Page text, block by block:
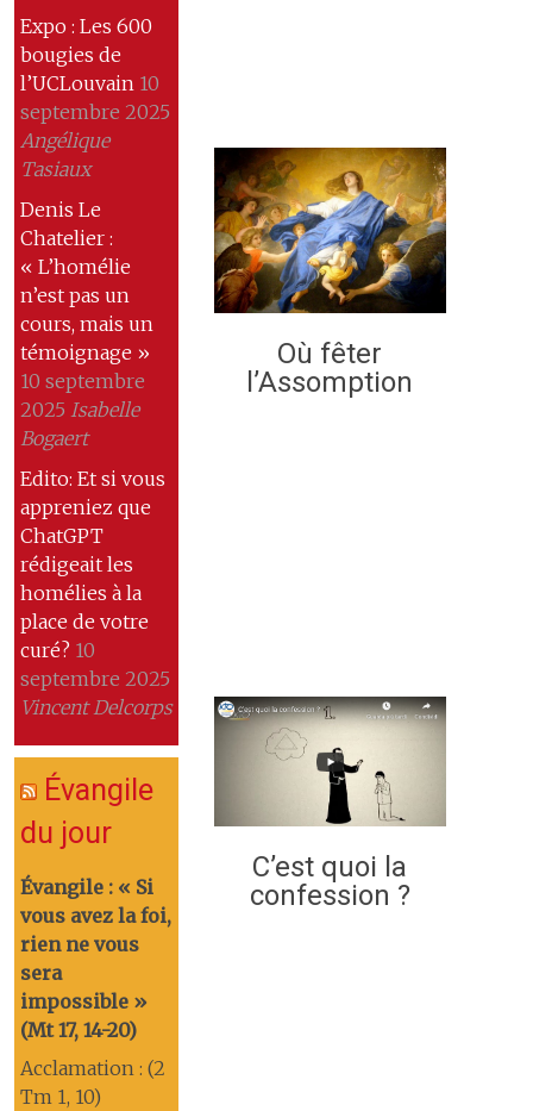
Expo : Les 600
bougies de
l’UCLouvain 10
septembre 2025
Angélique
Tasiaux
Denis Le
Chatelier :
« L’homélie
n’est pas un
cours, mais un
témoignage »
10 septembre
2025 Isabelle
Bogaert
Edito: Et si vous
appreniez que
ChatGPT
rédigeait les
homélies à la
place de votre
curé? 10
septembre 2025
Vincent Delcorps
Évangile
du jour
Évangile : « Si
vous avez la foi,
rien ne vous
sera
impossible »
(Mt 17, 14-20)
Acclamation : (2
Tm 1, 10)
Où fêter
l’Assomption
C’est quoi la
confession ?